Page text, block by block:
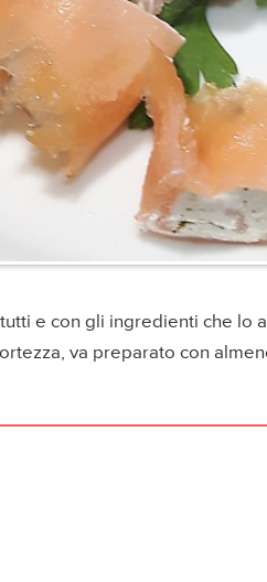
e con gli ingredienti che lo
va preparato con